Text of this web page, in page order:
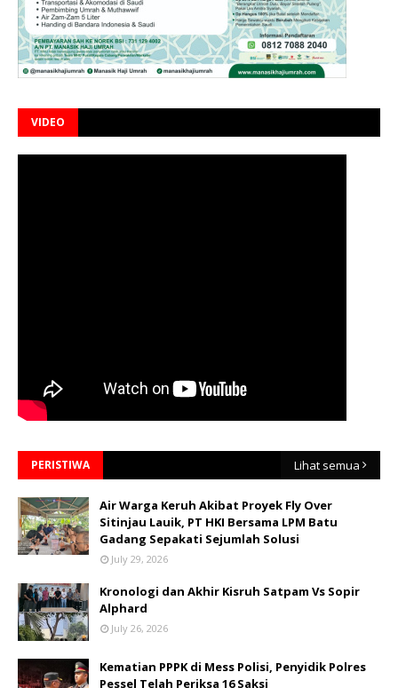
VIDEO
PERISTIWA Lihat semua
Air Warga Keruh Akibat Proyek Fly Over
Sitinjau Lauik, PT HKI Bersama LPM Batu
Gadang Sepakati Sejumlah Solusi
July 29, 2026
Kronologi dan Akhir Kisruh Satpam Vs Sopir
Alphard
July 26, 2026
Kematian PPPK di Mess Polisi, Penyidik Polres
Pessel Telah Periksa 16 Saksi